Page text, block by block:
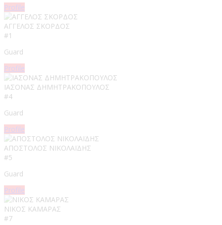
Profile
ΑΓΓΕΛΟΣ ΣΚΟΡΔΟΣ
#1
Guard
Profile
ΙΑΣΟΝΑΣ ΔΗΜΗΤΡΑΚΟΠΟΥΛΟΣ
#4
Guard
Profile
ΑΠΟΣΤΟΛΟΣ ΝΙΚΟΛΑΪΔΗΣ
#5
Guard
Profile
ΝΙΚΟΣ ΚΑΜΑΡΑΣ
#7